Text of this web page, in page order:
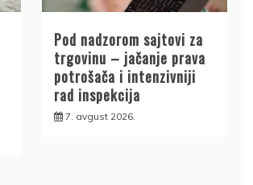
Pod nadzorom sajtovi za
trgovinu – jačanje prava
potrošača i intenzivniji
rad inspekcija
7. avgust 2026.